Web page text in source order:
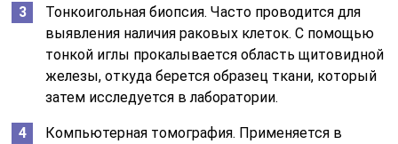
Тонкоигольная биопсия. Часто проводится для
выявления наличия раковых клеток. С помощью
тонкой иглы прокалывается область щитовидной
железы, откуда берется образец ткани, который
затем исследуется в лаборатории.
Компьютерная томография. Применяется в